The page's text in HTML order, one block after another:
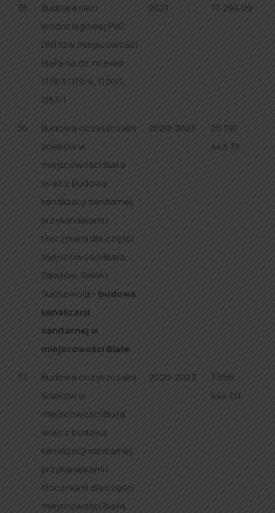
35
Budowa sieci
wodociagowej PVC
DN110 w miejscowości
Biała na dz. nr ewid.
1119/3,1119/4, 1120/1,
1183/1
2021 77 294,09
36
Budowa oczyszczalni
ścieków w
miejscowości Biała
wraz z budową
kanalizacji sanitarnej,
przykanalikami i
tłoczniami dla części
miejscowości Biała,
Gawłów, Rekle i
Suchowola - budowa
kanalizacji
sanitarnej w
miejscowości Biała
2020-2023
25 391
442,75
37
Budowa oczyszczalni
ścieków w
miejscowości Biała
wraz z budową
kanalizacji sanitarnej,
przykanalikami i
tłoczniami dla części
miejscowości Biała,
2020-2023
7 556
444,00